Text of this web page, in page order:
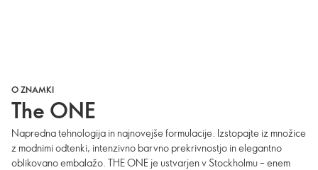
O ZNAMKI
The ONE
Napredna tehnologija in najnovejše formulacije. Izstopajte iz množice
z modnimi odtenki, intenzivno barvno prekrivnostjo in elegantno
oblikovano embalažo. THE ONE je ustvarjen v Stockholmu – enem